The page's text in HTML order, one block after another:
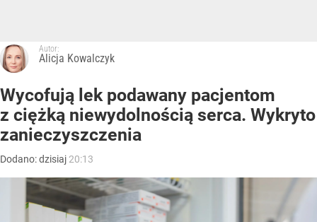
Autor:
Alicja Kowalczyk
Wycofują lek podawany pacjentom
z ciężką niewydolnością serca. Wykryto
zanieczyszczenia
Dodano:dzisiaj 20:13